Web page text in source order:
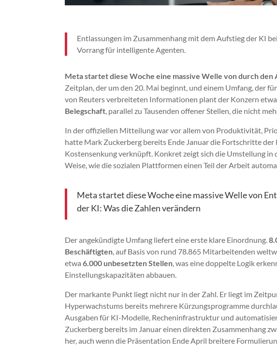
Entlassungen im Zusammenhang mit dem Aufstieg der KI
Vorrang für intelligente Agenten.
Meta startet diese Woche eine massive Welle von durch den
Zeitplan, der um den 20. Mai beginnt, und einem Umfang, der
von Reuters verbreiteten Informationen plant der Konzern
Belegschaft, parallel zu Tausenden offener Stellen, die nicht
In der offiziellen Mitteilung war vor allem von Produktivität,
hatte Mark Zuckerberg bereits Ende Januar die Fortschritte
Kostensenkung verknüpft. Konkret zeigt sich die Umstellung in
Weise, wie die sozialen Plattformen einen Teil der Arbeit
Meta startet diese Woche eine massive Welle von
der KI: Was die Zahlen verändern
Der angekündigte Umfang liefert eine erste klare Einordnung.
Beschäftigten, auf Basis von rund 78.865 Mitarbeitenden
etwa6.000 unbesetzten Stellen, was eine doppelte Logik
Einstellungskapazitäten abbauen.
Der markante Punkt liegt nicht nur in der Zahl. Er liegt im
Hyperwachstums bereits mehrere Kürzungsprogramme
Ausgaben für KI-Modelle, Recheninfrastruktur und
Zuckerberg bereits im Januar einen direkten Zusammenhang
her, auch wenn die Präsentation Ende April breitere